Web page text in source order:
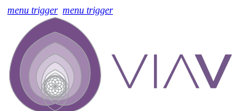
menu trigger menu trigger